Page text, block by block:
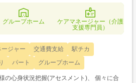
グループホーム
ケアマネージャー（介護
支援専門員）
ジャー 交通費支給
駅チカ
パート グループホーム
の心身状況把握(アセスメント)、 個々に合